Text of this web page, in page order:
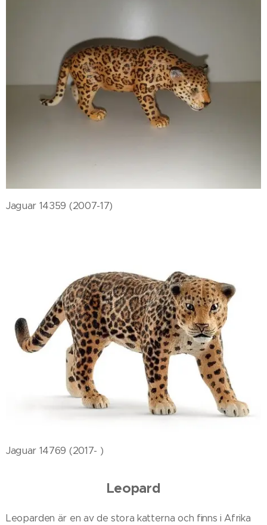
Jaguar 14359 (2007-17)
Jaguar 14769 (2017- )
Leopard
Leoparden är en av de stora katterna och finns i Afrika